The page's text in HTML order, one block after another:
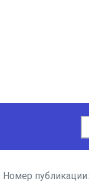
Номер публикации: